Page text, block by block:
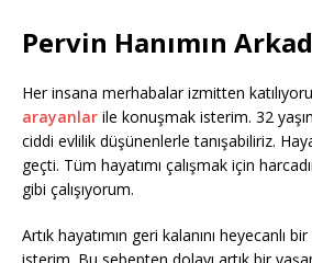
Pervin Hanımın
Her insana merhabalar izmitten
arayanlar ile konuşmak isterim. 32
ciddi evlilik düşünenlerle tanışabiliriz.
geçti. Tüm hayatımı çalışmak için
gibi çalışıyorum.
Artık hayatımın geri kalanını heyecanlı